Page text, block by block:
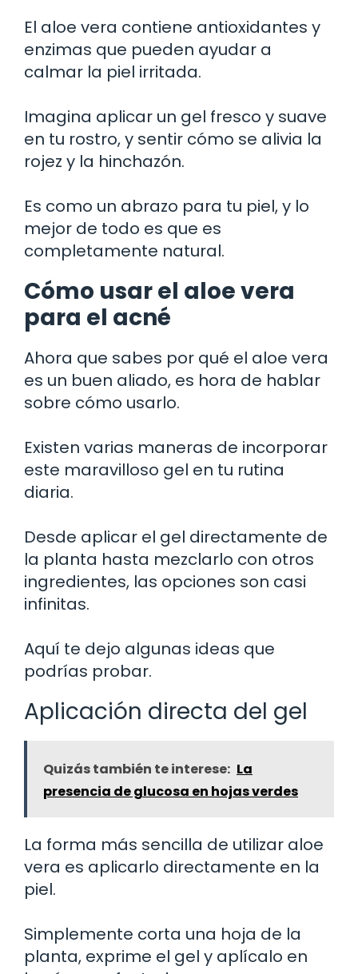
El aloe vera contiene antioxidantes y
enzimas que pueden ayudar a
calmar la piel irritada.
Imagina aplicar un gel fresco y suave
en tu rostro, y sentir cómo se alivia la
rojez y la hinchazón.
Es como un abrazo para tu piel, y lo
mejor de todo es que es
completamente natural.
Cómo usar el aloe vera
para el acné
Ahora que sabes por qué el aloe vera
es un buen aliado, es hora de hablar
sobre cómo usarlo.
Existen varias maneras de incorporar
este maravilloso gel en tu rutina
diaria.
Desde aplicar el gel directamente de
la planta hasta mezclarlo con otros
ingredientes, las opciones son casi
infinitas.
Aquí te dejo algunas ideas que
podrías probar.
Aplicación directa del gel
Quizás también te interese: La
presencia de glucosa en hojas verdes
La forma más sencilla de utilizar aloe
vera es aplicarlo directamente en la
piel.
Simplemente corta una hoja de la
planta, exprime el gel y aplícalo en